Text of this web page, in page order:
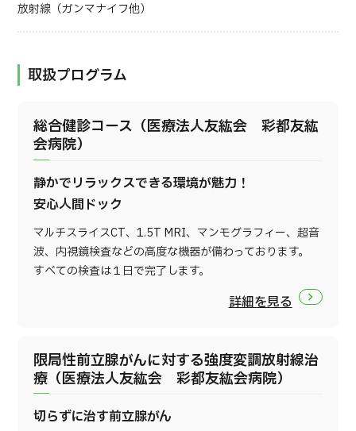
放射線（ガンマナイフ他）
取扱プログラム
総合健診コース（医療法人友紘会 彩都友紘
会病院）
静かでリラックスできる環境が魅力！
安心人間ドック
マルチスライスCT、1.5T MRI、マンモグラフィー、超音
波、内視鏡検査などの高度な機器が備わっております。
すべての検査は１日で完了します。
詳細を見る
限局性前立腺がんに対する強度変調放射線治
療（医療法人友紘会 彩都友紘会病院）
切らずに治す前立腺がん